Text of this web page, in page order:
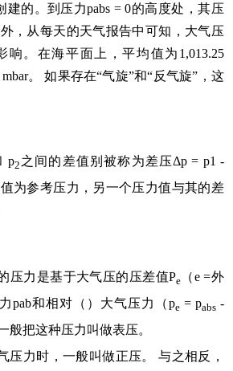
建的。到压力pabs = 0的高度处，其压
，从每天的天气报告中可知，大气压
响。在海平面上，平均值为1,013.25
。 如果存在“气旋”和“反气旋”，这
p2 之间的差值别被称为差压Δp = p1 -
为参考压力，另一个压力值与其的差
压力是基于大气压的压差值Pe （e =外
pab和相对（）大气压力（pe = pabs-
般把这种压力叫做表压。
压力时，一般叫做正压。 与之相反，